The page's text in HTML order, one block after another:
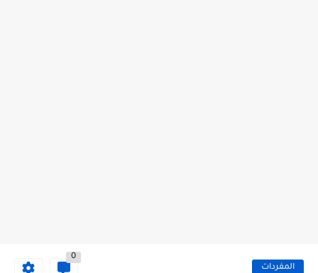
المفردات
0